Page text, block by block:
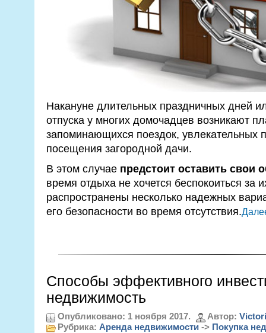
Накануне длительных праздничных дней
отпуска у многих домочадцев возникают
запоминающихся поездок, увлекательных
посещения загородной дачи.
В этом случае предстоит оставить свои
время отдыха не хочется беспокоиться за
распространены несколько надежных
его безопасности во время отсутствия.
Способы эффективного
недвижимость
Опубликовано: 1 ноября 2017. Автор:
Рубрика: Аренда недвижимости-> Покупка